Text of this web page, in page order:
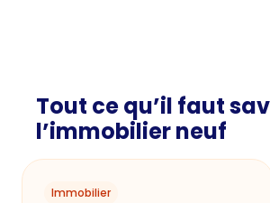
Tout ce qu’il faut
l’immobilier neuf
Immobilier